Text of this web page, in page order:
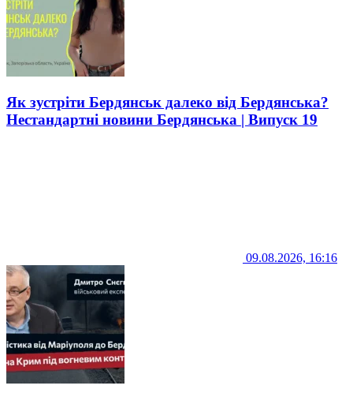
Як зустріти Бердянськ далеко від Бердянська?
Нестандартні новини Бердянська | Випуск 19
09.08.2026, 16:16